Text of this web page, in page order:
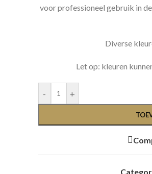
voor professioneel gebruik in
Diverse
Let op: kleuren
- +